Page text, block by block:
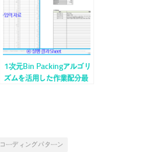
1次元Bin Packingアルゴリ
ズムを活用した作業配分最
コーディングパターン